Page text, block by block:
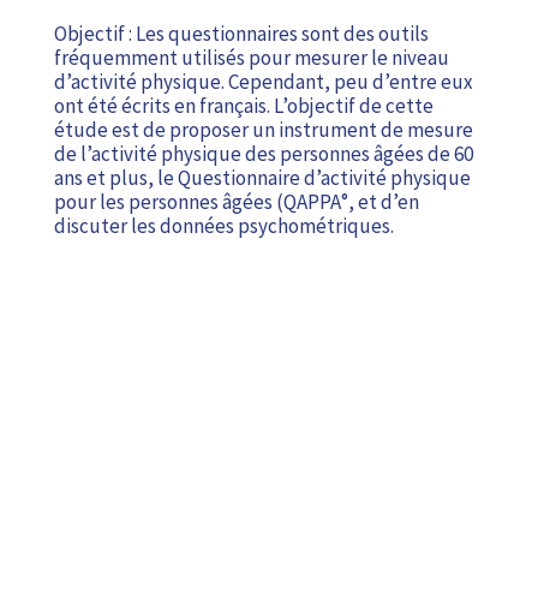
Objectif : Les questionnaires sont des outils
fréquemment utilisés pour mesurer le niveau
d’activité physique. Cependant, peu d’entre eux
ont été écrits en français. L’objectif de cette
étude est de proposer un instrument de mesure
de l’activité physique des personnes âgées de 60
ans et plus, le Questionnaire d’activité physique
pour les personnes âgées (QAPPA°, et d’en
discuter les données psychométriques.